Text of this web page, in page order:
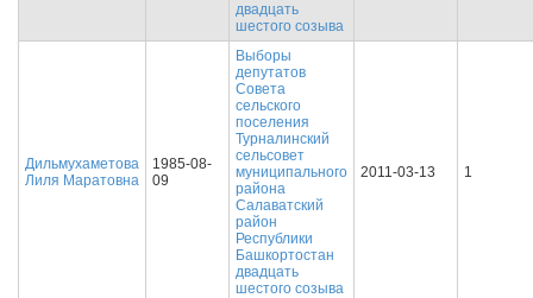
двадцать
шестого созыва
Дильмухаметова
Лиля Маратовна
1985-08-
09
Выборы
депутатов
Совета
сельского
поселения
Турналинский
сельсовет
муниципального
района
Салаватский
район
Республики
Башкортостан
двадцать
шестого созыва
2011-03-13 1